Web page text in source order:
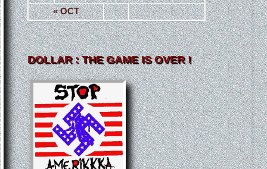
« OCT
DOLLAR : THE GAME IS OVER !